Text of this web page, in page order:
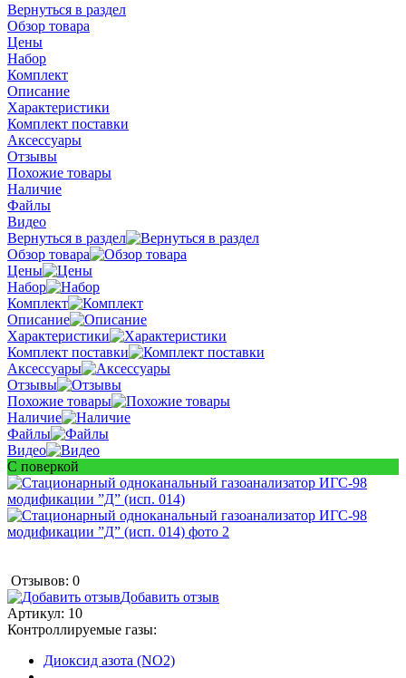
Вернуться в раздел
Обзор товара
Цены
Набор
Комплект
Описание
Характеристики
Комплект поставки
Аксессуары
Отзывы
Похожие товары
Наличие
Файлы
Видео
Вернуться в раздел
Обзор товара
Цены
Набор
Комплект
Описание
Характеристики
Комплект поставки
Аксессуары
Отзывы
Похожие товары
Наличие
Файлы
Видео
С поверкой
Отзывов: 0
Добавить отзыв
Артикул: 10
Контроллируемые газы:
Диоксид азота (NO2)